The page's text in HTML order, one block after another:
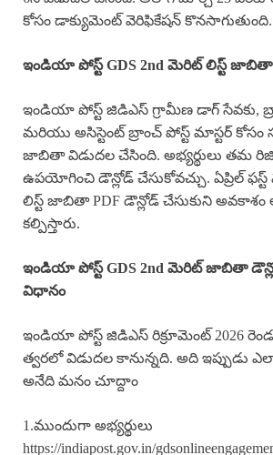
కోసం డాక్యుమెంట్ వెరిఫికేషన్ కొనసాగుతుంది.
ఇండియా పోస్ట్ GDS 2nd మెరిట్ లిస్ట్ జాబితా
ఇండియా పోస్ట్ జిడిఎస్ గ్రామీణ డాగ్ సేవకు,
మరియు అసిస్టెంట్ బ్రాంచ్ పోస్ట్ మాస్టర్
జాబితా విడుదల చేసింది. అభ్యర్థులు తమ
ఉపయోగించి డౌన్లోడ్ చేసుకోవచ్చు. ఏప్రిల్
లిస్ట్ జాబితా PDF డౌన్లోడ్ చేసుకుని అవకాశం
కల్పిస్తారు.
ఇండియా పోస్ట్ GDS 2nd మెరిట్ జాబితా
విధానం
ఇండియా పోస్ట్ జిడిఎస్ రిక్రూమెంట్ 2026
త్వరలో విడుదల కానున్నది. అది ఇప్పుడు
అనేది మనం చూద్దాం
1.ముందుగా అభ్యర్థులు
https://indiapost.gov.in/